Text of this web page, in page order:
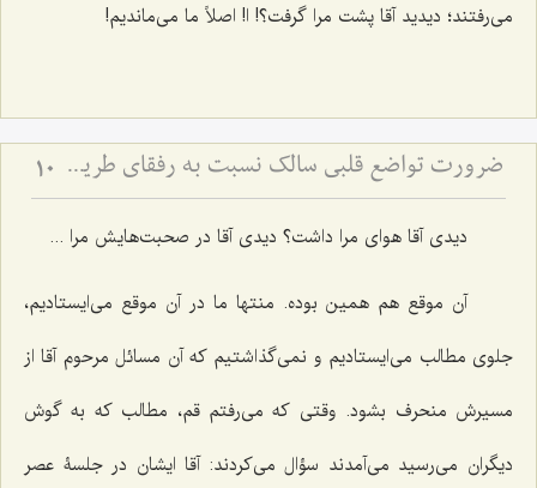
می‌رفتند؛ دیدید آقا پشت مرا گرفت؟! ا! اصلاً ما می‌ماندیم!
ضرورت تواضع قلبی سالک نسبت به رفقای طریق - ملاک رشد معنوی در نگاه به دیگران 10
دیدی آقا هوای مرا داشت؟ دیدی آقا در صحبت‌هایش مرا ...
آن موقع هم همین بوده. منتها ما در آن موقع می‌ایستادیم،
جلوی مطالب می‌ایستادیم و نمی‌گذاشتیم كه آن مسائل مرحوم آقا از
مسیرش منحرف بشود. وقتی كه می‌رفتم قم، مطالب كه به گوش
دیگران می‌رسید می‌آمدند سؤال می‌كردند: آقا ایشان در جلسۀ عصر